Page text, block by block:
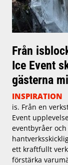
Från
Ice Event
gästerna
INSPIRATION
is. Från en
Event
eventbyråer
ett kraftfullt
förstärka